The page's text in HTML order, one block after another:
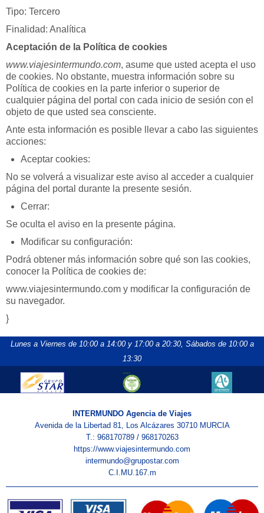
Tipo: Tercero
Finalidad: Analítica
Aceptación de la Política de cookies
www.viajesintermundo.com, asume que usted acepta el uso
de cookies. No obstante, muestra información sobre su
Política de cookies en la parte inferior o superior de
cualquier página del portal con cada inicio de sesión con el
objeto de que usted sea consciente.
Ante esta información es posible llevar a cabo las siguientes
acciones:
Aceptar cookies:
No se volverá a visualizar este aviso al acceder a cualquier
página del portal durante la presente sesión.
Cerrar:
Se oculta el aviso en la presente página.
Modificar su configuración:
Podrá obtener más información sobre qué son las cookies,
conocer la Política de cookies de:
www.viajesintermundo.com y modificar la configuración de
su navegador.
}
Lunes a Viernes de 10:00 a 14:00 y 17:00 a 20:30, Sábados de 10:00 a
13:30
INTERMUNDO Agencia de Viajes
Avenida de la Libertad 81, Los Alcázares 30710 MURCIA
T.: 968170789 / 968170263
https://www.viajesintermundo.com
intermundo@grupostar.com
C.I.MU.167.m